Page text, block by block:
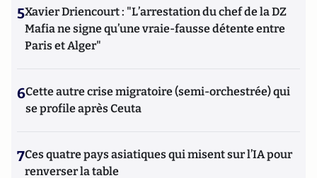
5Xavier Driencourt : "L’arrestation du chef de la DZ
Mafia ne signe qu’une vraie-fausse détente entre
Paris et Alger"
6Cette autre crise migratoire (semi-orchestrée) qui
se profile après Ceuta
7Ces quatre pays asiatiques qui misent sur l’IA pour
renverser la table